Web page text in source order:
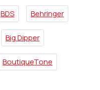
BDS Behringer
Big Dipper
BoutiqueTone